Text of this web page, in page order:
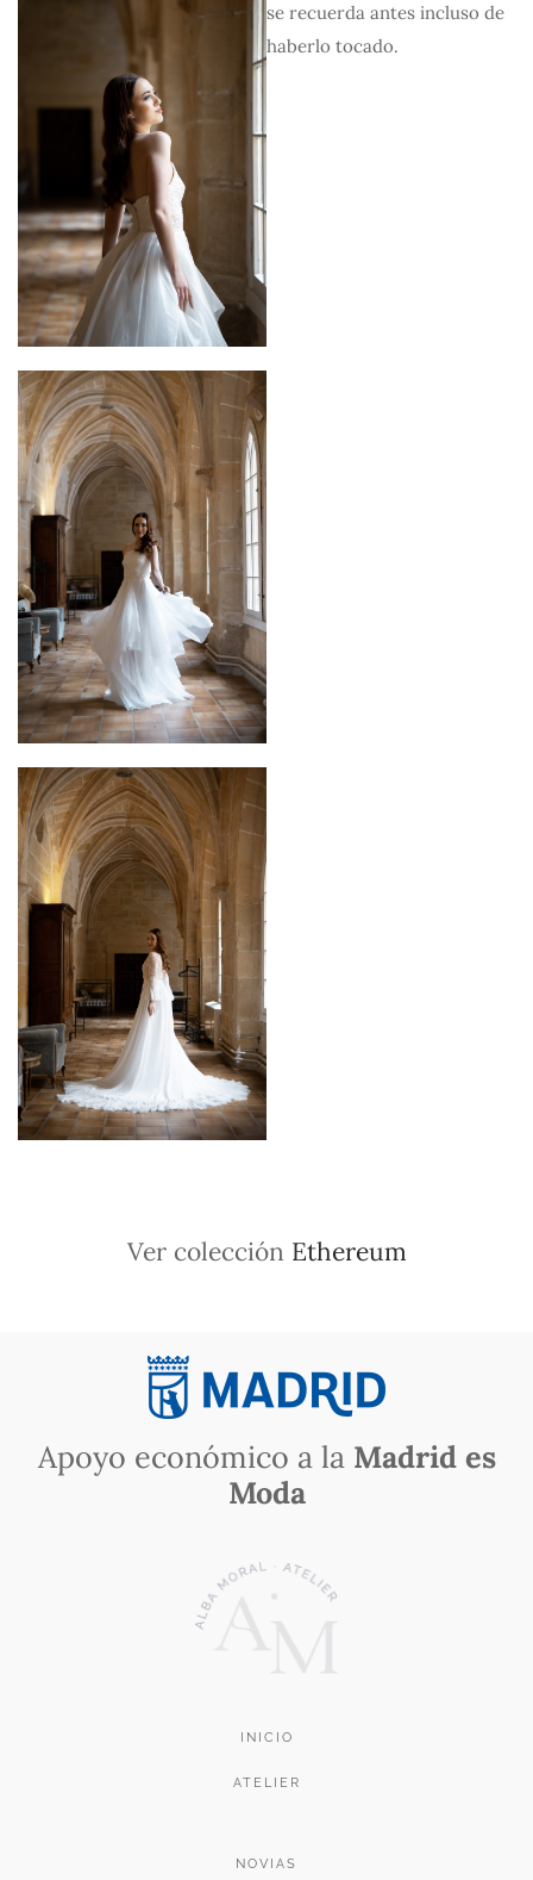
se recuerda antes incluso de
haberlo tocado.
Ver colección Ethereum
Apoyo económico a la Madrid es
Moda
INICIO
ATELIER
NOVIAS